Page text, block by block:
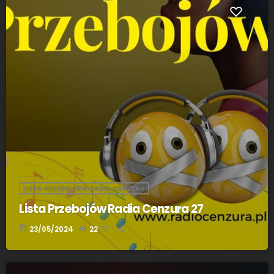
LISTA PRZEBOJÓW RADIA CENZURA
Lista Przebojów Radia Cenzura 27
today 23/05/2024 22